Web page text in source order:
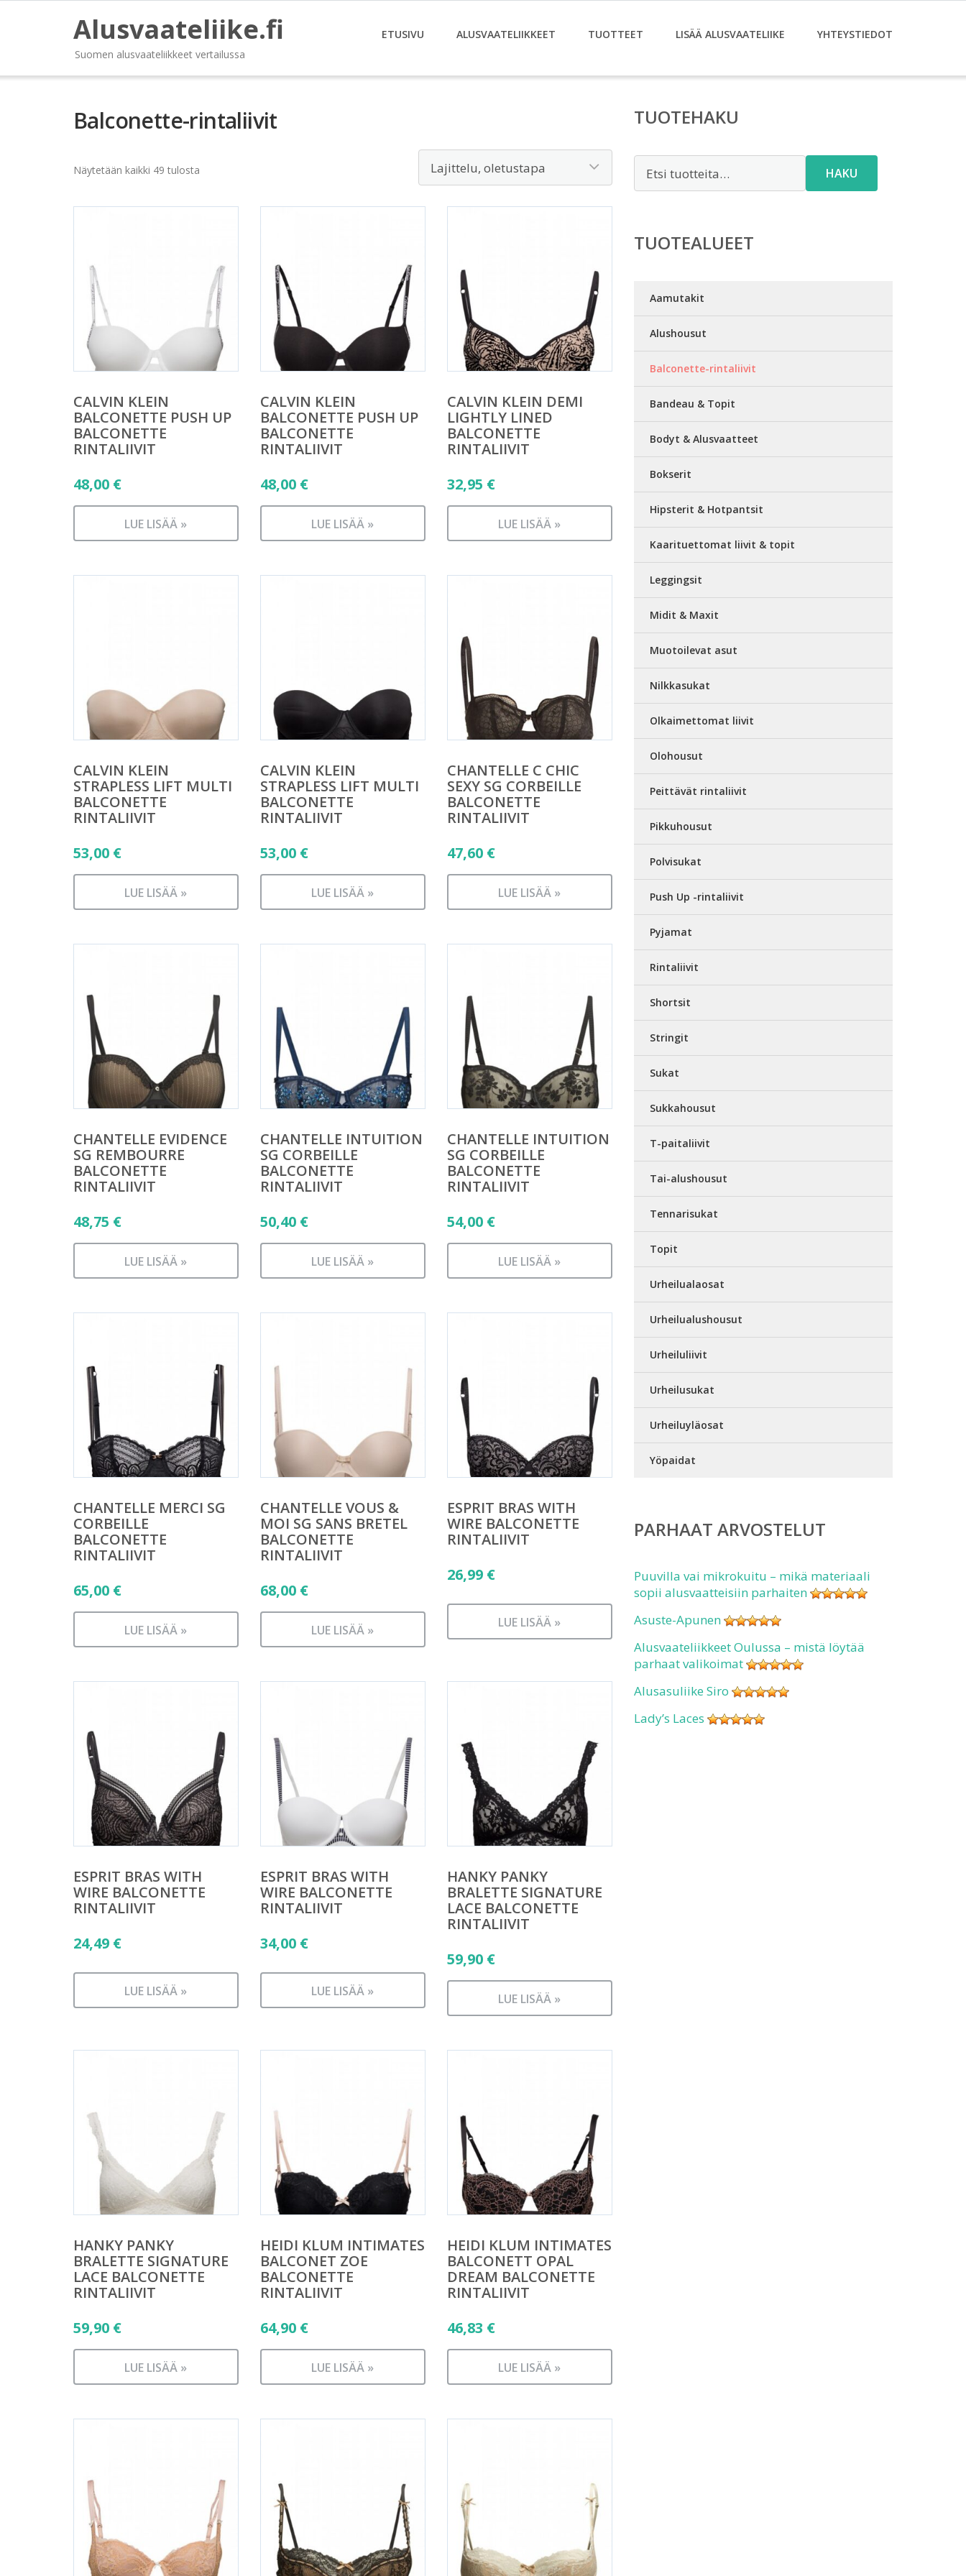
Alusvaateliike.fi
Suomen alusvaateliikkeet vertailussa
ETUSIVU ALUSVAATELIIKKEET TUOTTEET LISÄÄ ALUSVAATELIIKE YHTEYSTIEDOT
Balconette-rintaliivit
Näytetään kaikki 49 tulosta
CALVIN KLEIN
BALCONETTE PUSH UP
BALCONETTE
RINTALIIVIT
48,00 €
LUE LISÄÄ »
CALVIN KLEIN
BALCONETTE PUSH UP
BALCONETTE
RINTALIIVIT
48,00 €
LUE LISÄÄ »
CALVIN KLEIN DEMI
LIGHTLY LINED
BALCONETTE
RINTALIIVIT
32,95 €
LUE LISÄÄ »
CALVIN KLEIN
STRAPLESS LIFT MULTI
BALCONETTE
RINTALIIVIT
53,00 €
LUE LISÄÄ »
CALVIN KLEIN
STRAPLESS LIFT MULTI
BALCONETTE
RINTALIIVIT
53,00 €
LUE LISÄÄ »
CHANTELLE C CHIC
SEXY SG CORBEILLE
BALCONETTE
RINTALIIVIT
47,60 €
LUE LISÄÄ »
CHANTELLE EVIDENCE
SG REMBOURRE
BALCONETTE
RINTALIIVIT
48,75 €
LUE LISÄÄ »
CHANTELLE INTUITION
SG CORBEILLE
BALCONETTE
RINTALIIVIT
50,40 €
LUE LISÄÄ »
CHANTELLE INTUITION
SG CORBEILLE
BALCONETTE
RINTALIIVIT
54,00 €
LUE LISÄÄ »
CHANTELLE MERCI SG
CORBEILLE
BALCONETTE
RINTALIIVIT
65,00 €
LUE LISÄÄ »
CHANTELLE VOUS &
MOI SG SANS BRETEL
BALCONETTE
RINTALIIVIT
68,00 €
LUE LISÄÄ »
ESPRIT BRAS WITH
WIRE BALCONETTE
RINTALIIVIT
26,99 €
LUE LISÄÄ »
ESPRIT BRAS WITH
WIRE BALCONETTE
RINTALIIVIT
24,49 €
LUE LISÄÄ »
ESPRIT BRAS WITH
WIRE BALCONETTE
RINTALIIVIT
34,00 €
LUE LISÄÄ »
HANKY PANKY
BRALETTE SIGNATURE
LACE BALCONETTE
RINTALIIVIT
59,90 €
LUE LISÄÄ »
HANKY PANKY
BRALETTE SIGNATURE
LACE BALCONETTE
RINTALIIVIT
59,90 €
LUE LISÄÄ »
HEIDI KLUM INTIMATES
BALCONET ZOE
BALCONETTE
RINTALIIVIT
64,90 €
LUE LISÄÄ »
HEIDI KLUM INTIMATES
BALCONETT OPAL
DREAM BALCONETTE
RINTALIIVIT
46,83 €
LUE LISÄÄ »
TUOTEHAKU
HAKU
TUOTEALUEET
Aamutakit
Alushousut
Balconette-rintaliivit
Bandeau & Topit
Bodyt & Alusvaatteet
Bokserit
Hipsterit & Hotpantsit
Kaarituettomat liivit & topit
Leggingsit
Midit & Maxit
Muotoilevat asut
Nilkkasukat
Olkaimettomat liivit
Olohousut
Peittävät rintaliivit
Pikkuhousut
Polvisukat
Push Up -rintaliivit
Pyjamat
Rintaliivit
Shortsit
Stringit
Sukat
Sukkahousut
T-paitaliivit
Tai-alushousut
Tennarisukat
Topit
Urheilualaosat
Urheilualushousut
Urheiluliivit
Urheilusukat
Urheiluyläosat
Yöpaidat
PARHAAT ARVOSTELUT
Puuvilla vai mikrokuitu – mikä materiaali
sopii alusvaatteisiin parhaiten
Asuste-Apunen
Alusvaateliikkeet Oulussa – mistä löytää
parhaat valikoimat
Alusasuliike Siro
Lady’s Laces